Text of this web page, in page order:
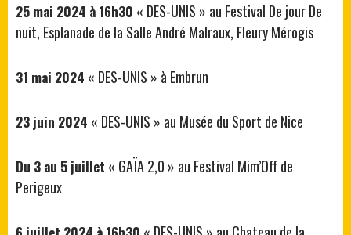
25 mai 2024 à 16h30 « DES-UNIS » au Festival De jour De
nuit, Esplanade de la Salle André Malraux, Fleury Mérogis
31 mai 2024 « DES-UNIS » à Embrun
23 juin 2024 « DES-UNIS » au Musée du Sport de Nice
Du 3 au 5 juillet « GAÏA 2,0 » au Festival Mim’Off de
Perigeux